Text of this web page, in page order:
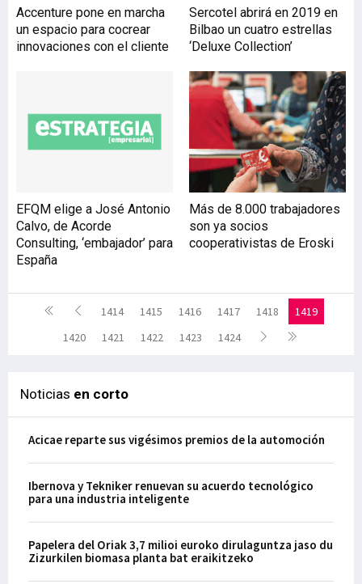
Accenture pone en marcha
un espacio para cocrear
innovaciones con el cliente
Sercotel abrirá en 2019 en
Bilbao un cuatro estrellas
‘Deluxe Collection’
EFQM elige a José Antonio
Calvo, de Acorde
Consulting, ‘embajador’ para
España
Más de 8.000 trabajadores
son ya socios
cooperativistas de Eroski
1414 1415 1416 1417 1418
1419
1420
1421 1422 1423 1424
Noticias en corto
Acicae reparte sus vigésimos premios de la automoción
Ibernova y Tekniker renuevan su acuerdo tecnológico
para una industria inteligente
Papelera del Oriak 3,7 milioi euroko dirulaguntza jaso du
Zizurkilen biomasa planta bat eraikitzeko